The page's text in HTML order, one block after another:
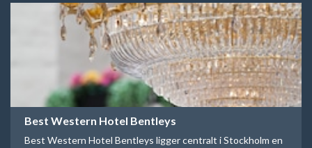
Best Western Hotel Bentleys
Best Western Hotel Bentleys ligger centralt i Stockholm en